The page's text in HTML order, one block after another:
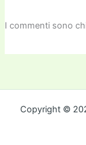
I commenti sono
Copyright ©